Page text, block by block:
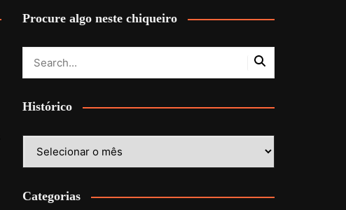
Procure algo neste chiqueiro
Histórico
Categorias